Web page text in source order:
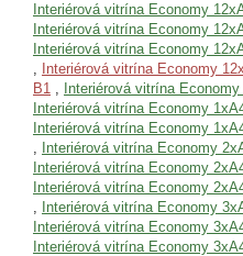
Interiérová vitrína Economy
Interiérová vitrína Economy
Interiérová vitrína Economy
,
Interiérová vitrína Economy
B1 , Interiérová vitrína
Interiérová vitrína Economy
Interiérová vitrína Economy
,
Interiérová vitrína Economy
Interiérová vitrína Economy
Interiérová vitrína Economy
,
Interiérová vitrína Economy
Interiérová vitrína Economy
Interiérová vitrína Economy